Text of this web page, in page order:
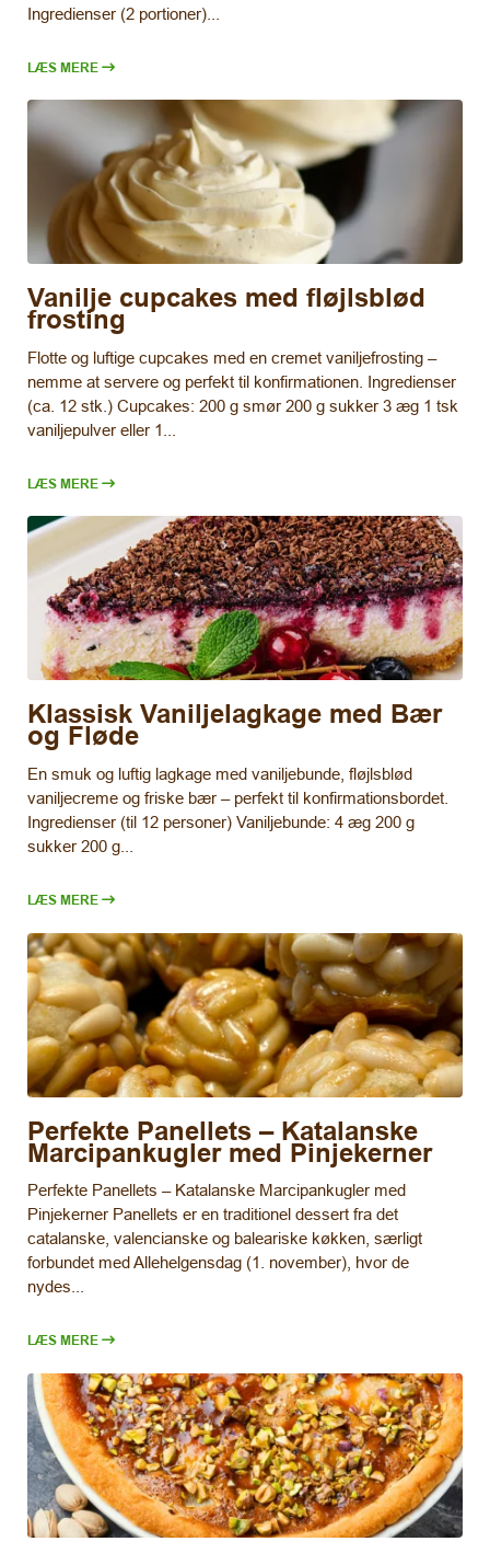
Ingredienser (2 portioner)...
LÆS MERE
Vanilje cupcakes med fløjlsblød
frosting
Flotte og luftige cupcakes med en cremet vaniljefrosting –
nemme at servere og perfekt til konfirmationen. Ingredienser
(ca. 12 stk.) Cupcakes: 200 g smør 200 g sukker 3 æg 1 tsk
vaniljepulver eller 1...
LÆS MERE
Klassisk Vaniljelagkage med Bær
og Fløde
En smuk og luftig lagkage med vaniljebunde, fløjlsblød
vaniljecreme og friske bær – perfekt til konfirmationsbordet.
Ingredienser (til 12 personer) Vaniljebunde: 4 æg 200 g
sukker 200 g...
LÆS MERE
Perfekte Panellets – Katalanske
Marcipankugler med Pinjekerner
Perfekte Panellets – Katalanske Marcipankugler med
Pinjekerner Panellets er en traditionel dessert fra det
catalanske, valencianske og baleariske køkken, særligt
forbundet med Allehelgensdag (1. november), hvor de
nydes...
LÆS MERE